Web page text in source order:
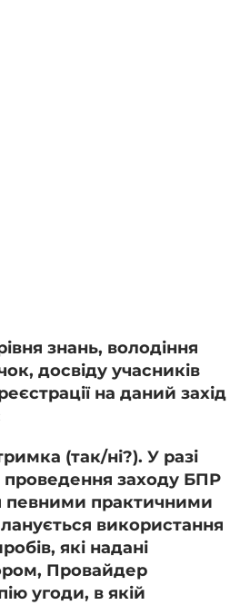
знань, володіння
досвіду учасників
на даний захід
(так/ні?). У разі
проведення заходу БПР
певними практичними
використання
які надані
Провайдер
угоди, в якій